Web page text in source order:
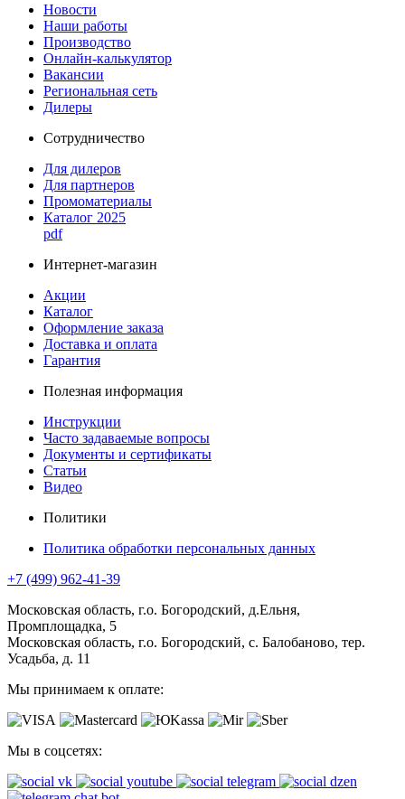
Новости
Наши работы
Производство
Онлайн-калькулятор
Вакансии
Региональная сеть
Дилеры
Сотрудничество
Для дилеров
Для партнеров
Промоматериалы
Каталог 2025
pdf
Интернет-магазин
Акции
Каталог
Оформление заказа
Доставка и оплата
Гарантия
Полезная информация
Инструкции
Часто задаваемые вопросы
Документы и сертификаты
Статьи
Видео
Политики
Политика обработки персональных данных
+7 (499) 962-41-39
Московская область, г.о. Богородский, д.Ельня,
Промплощадка, 5
Московская область, г.о. Богородский, с. Балобаново, тер.
Усадьба, д. 11
Мы принимаем к оплате:
Мы в соцсетях: